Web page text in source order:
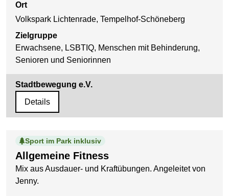
Ort
Volkspark Lichtenrade, Tempelhof-Schöneberg
Zielgruppe
Erwachsene, LSBTIQ, Menschen mit Behinderung,
Senioren und Seniorinnen
Stadtbewegung e.V.
Details
Allgemeine Fitness
Sport im Park inklusiv
Mix aus Ausdauer- und Kraftübungen. Angeleitet von
Jenny.